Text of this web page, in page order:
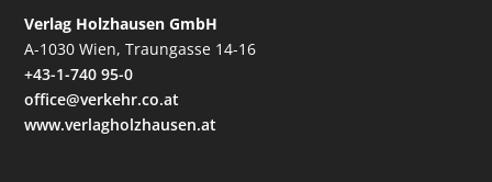
Verlag Holzhausen GmbH
A-1030 Wien, Traungasse 14-16
+43-1-740 95-0
office@verkehr.co.at
www.verlagholzhausen.at